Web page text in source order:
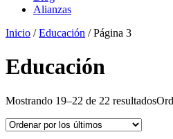
Alianzas
Inicio /Educación / Página 3
Educación
Mostrando 19–22 de 22 resultados